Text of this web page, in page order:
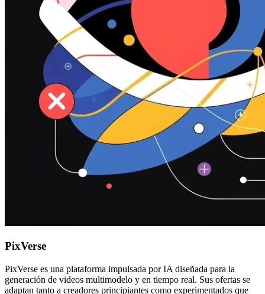
PixVerse
PixVerse es una plataforma impulsada por IA diseñada para la
generación de videos multimodelo y en tiempo real. Sus ofertas se
adaptan tanto a creadores principiantes como experimentados que